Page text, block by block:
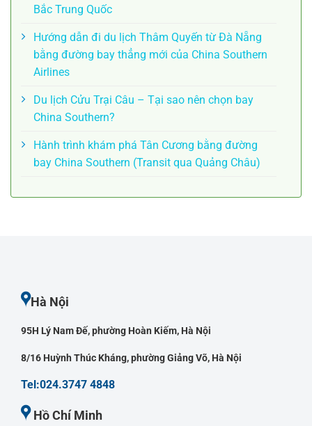
Bắc Trung Quốc
Hướng dẫn đi du lịch Thâm Quyến từ Đà Nẵng
bằng đường bay thẳng mới của China Southern
Airlines
Du lịch Cửu Trại Câu – Tại sao nên chọn bay
China Southern?
Hành trình khám phá Tân Cương bằng đường
bay China Southern (Transit qua Quảng Châu)
Hà Nội
95H Lý Nam Đế, phường Hoàn Kiếm, Hà Nội
8/16 Huỳnh Thúc Kháng, phường Giảng Võ, Hà Nội
Tel:024.3747 4848
Hồ Chí Minh